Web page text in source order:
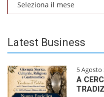
Latest Business
5 Agosto
A